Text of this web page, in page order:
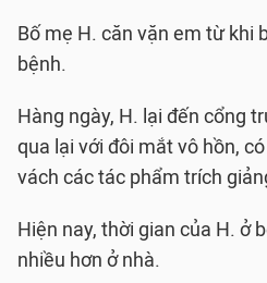
Bố mẹ H. căn vặn em từ khi
bệnh.
Hàng ngày, H. lại đến cổng
qua lại với đôi mắt vô hồn,
vách các tác phẩm trích
Hiện nay, thời gian của H. ở
nhiều hơn ở nhà.